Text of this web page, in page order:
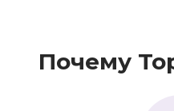
Почему